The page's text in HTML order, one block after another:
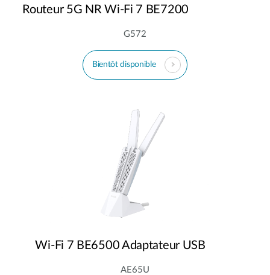
Routeur 5G NR Wi-Fi 7 BE7200
G572
Bientôt disponible
Wi-Fi 7 BE6500 Adaptateur USB
AE65U